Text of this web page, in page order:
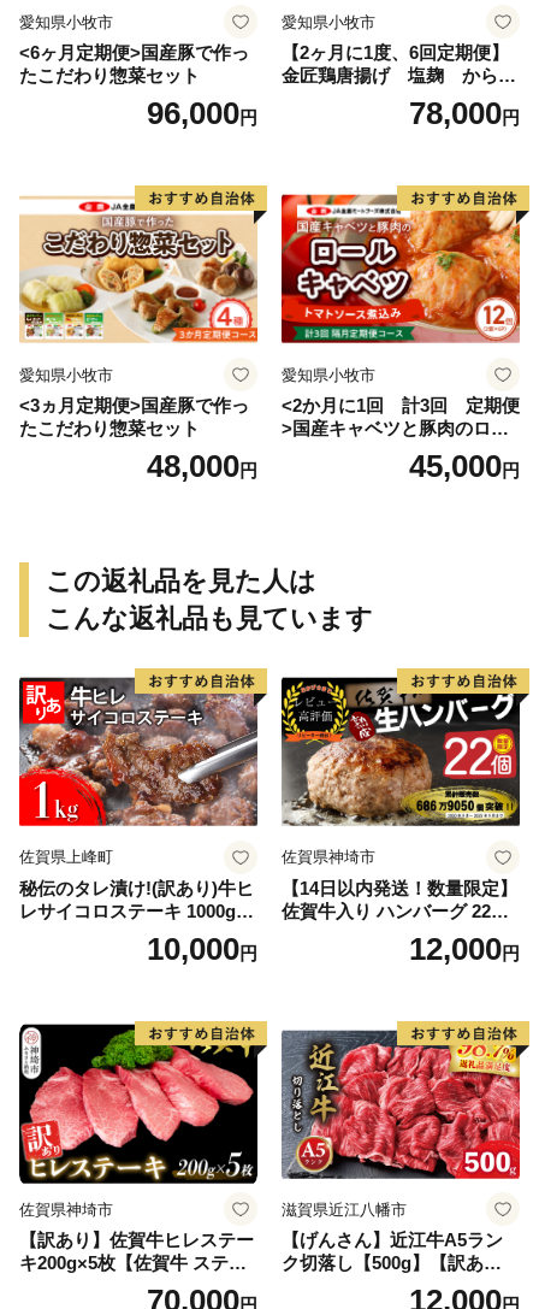
愛知県小牧市
<6ヶ月定期便>国産豚で作っ
たこだわり惣菜セット
96,000円
愛知県小牧市
【2ヶ月に1度、6回定期便】
金匠鶏唐揚げ 塩麹 からあ
78,000円
愛知県小牧市
<3ヵ月定期便>国産豚で作っ
たこだわり惣菜セット
48,000円
愛知県小牧市
<2か月に1回 計3回 定期便
>国産キャベツと豚肉のロー
ルキャベツ（6P入り）
45,000円
この返礼品を見た人は
こんな返礼品も見ています
佐賀県上峰町
秘伝のタレ漬け!(訳あり)牛ヒ
レサイコロステーキ 1000g
10,000円
佐賀県神埼市
【14日以内発送！数量限定】
佐賀牛入り ハンバーグ 22個
2.6kg(120g×22個)【佐賀牛
黒毛和牛 ブランド牛 九州 ハ
気】(H083106)
12,000円
佐賀県神埼市
【訳あり】佐賀牛ヒレステー
キ200g×5枚【佐賀牛 ステー
キ ブランド肉 ヒレ肉 フィレ
70,000
滋賀県近江八幡市
【げんさん】近江牛A5ラン
ク切落し【500g】【訳あり】
12,000